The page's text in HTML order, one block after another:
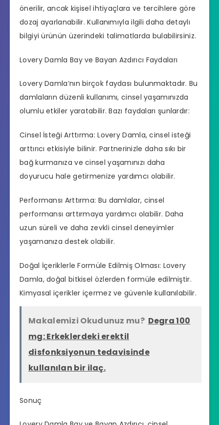
önerilir, ancak kişisel ihtiyaçlara ve tercihlere göre
dozaj ayarlanabilir. Kullanımıyla ilgili daha detaylı
bilgiyi ürünün üzerindeki talimatlarda bulabilirsiniz.
Lovery Damla Bay ve Bayan Azdırıcı Faydaları
Lovery Damla’nın birçok faydası bulunmaktadır. Bu
damlaların düzenli kullanımı, cinsel yaşamınızda
olumlu etkiler yaratabilir. Bazı faydaları şunlardır:
Cinsel İsteği Arttırma: Lovery Damla, cinsel isteği
arttırıcı etkisiyle bilinir. Partnerinizle daha sıkı bir
bağ kurmanıza ve cinsel yaşamınızı daha
doyurucu hale getirmenize yardımcı olabilir.
Performansı Arttırma: Bu damlalar, cinsel
performansı arttırmaya yardımcı olabilir. Daha
uzun süreli ve daha zevkli cinsel deneyimler
yaşamanıza destek olabilir.
Doğal İçeriklerle Formüle Edilmiş Olması: Lovery
Damla, doğal bitkisel özlerden formüle edilmiştir.
Kimyasal içerikler içermez ve güvenle kullanılabilir.
Makalemizi Okudunuz mu? Degra 100
mg: Erkeklerdeki erektil
disfonksiyonun tedavisinde
kullanılan bir ilaç.
Sonuç